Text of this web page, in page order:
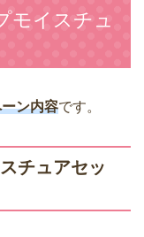
モイスチュ
ン内容です。
チュアセッ